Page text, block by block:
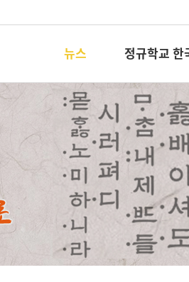
뉴스 정규학교 한